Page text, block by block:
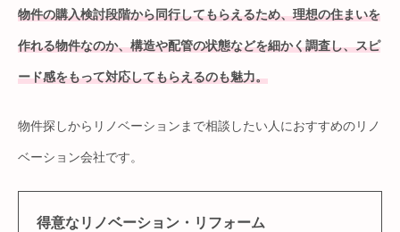
物件の購入検討段階から同行してもらえるため、理想の住まいを
作れる物件なのか、構造や配管の状態などを細かく調査し、スピ
ード感をもって対応してもらえるのも魅力。
物件探しからリノベーションまで相談したい人におすすめのリノ
ベーション会社です。
得意なリノベーション・リフォーム